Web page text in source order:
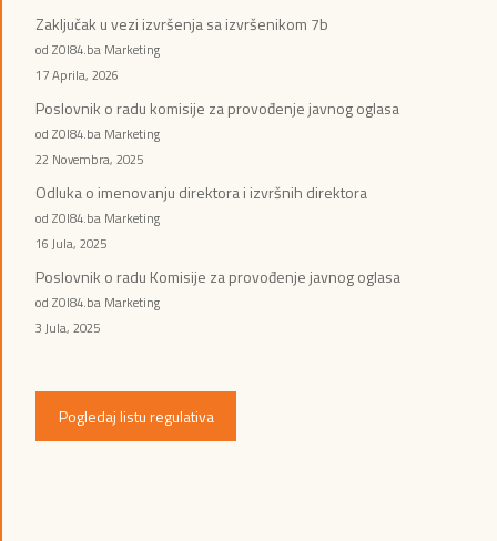
Zaključak u vezi izvršenja sa izvršenikom 7b
od ZOI84.ba Marketing
17 Aprila, 2026
Poslovnik o radu komisije za provođenje javnog oglasa
od ZOI84.ba Marketing
22 Novembra, 2025
Odluka o imenovanju direktora i izvršnih direktora
od ZOI84.ba Marketing
16 Jula, 2025
Poslovnik o radu Komisije za provođenje javnog oglasa
od ZOI84.ba Marketing
3 Jula, 2025
Pogledaj listu regulativa